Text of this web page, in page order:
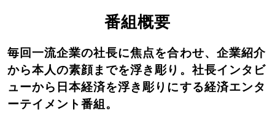
番組概要
毎回一流企業の社長に焦点を合わせ、企業紹介
から本人の素顔までを浮き彫り。社長インタビ
ューから日本経済を浮き彫りにする経済エンタ
ーテイメント番組。